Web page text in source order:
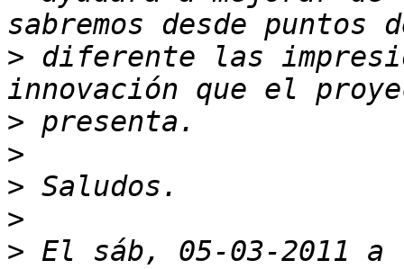
> diferente las
>
>
>
>
> El sáb, 05-03-2011 a